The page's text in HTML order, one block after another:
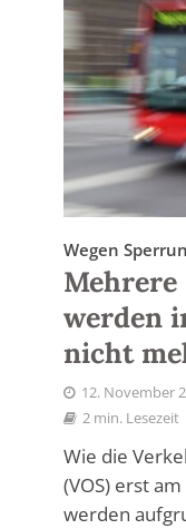
Wegen
Mehrere
werden
nicht
12. November
2 min. Lesezeit
Wie die
(VOS) erst
werden